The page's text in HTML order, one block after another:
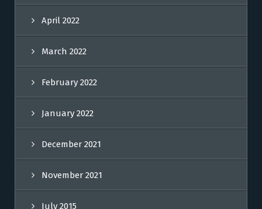
April 2022
March 2022
February 2022
January 2022
December 2021
November 2021
July 2015